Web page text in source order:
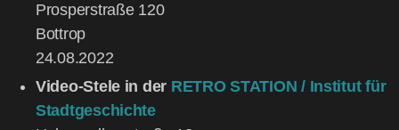
Prosper­stra­ße 120
Bot­trop
24.08.2022
Video-Ste­le in der RETRO STATION / Insti­tut für
Stadt­ge­schich­te